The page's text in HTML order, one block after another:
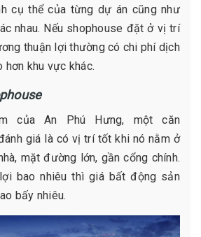
cụ thể của từng dự án cũng như
nhau. Nếu shophouse đặt ở vị trí
thuận lợi thường có chi phí dịch
hơn khu vực khác.
của An Phú Hưng, một căn
giá là có vị trí tốt khi nó nằm ở
mặt đường lớn, gần cổng chính.
bao nhiêu thì giá bất động sản
bấy nhiêu.